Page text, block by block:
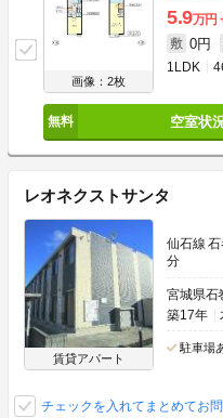
画像：2枚
5.9万円
敷 0円
1LDK
空室状
レオネクストサンタ
賃貸アパート
仙石線
分
宮城県石
築17年
駐車場
チェックを入れてまとめてお